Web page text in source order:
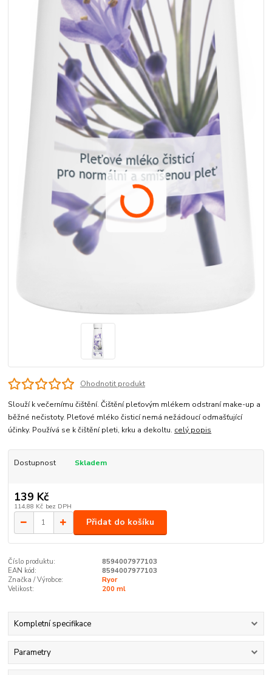
Ohodnotit produkt
Slouží k večernímu čištění. Čištění pleťovým mlékem odstraní make-up a
běžné nečistoty. Pleťové mléko čisticí nemá nežádoucí odmašťující
účinky. Používá se k čištění pleti, krku a dekoltu. celý popis
Dostupnost Skladem
139 Kč
114,88 Kč bez DPH
Přidat do košíku
Číslo produktu:
8594007977103
EAN kód:
8594007977103
Značka / Výrobce:
Ryor
Velikost:
200 ml
Kompletní specifikace
Parametry